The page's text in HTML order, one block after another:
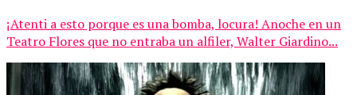
¡Atenti a esto porque es una bomba, locura! Anoche en un
Teatro Flores que no entraba un alfiler, Walter Giardino...